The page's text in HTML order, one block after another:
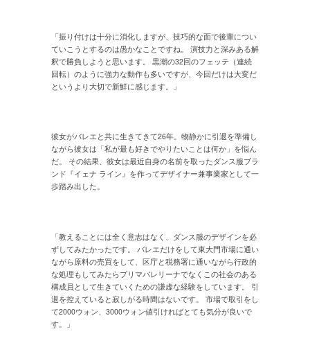
「振り付けは十分に消化しますが、技巧的な面で後輩につい
ていこうとするのは愚かなことですね。 演技力と深みある解
釈で勝負しようと思います。 黒潮の32回のフェッテ（連続
回転）のように強力な動作も多いですが、今回だけは大変だ
というより大切で新鮮に感じます。」
彼女がバレエと共に生きてきて26年。物静かに引退を準備し
ながら彼女は「私が最も好きでやりたいことは何か」を悩ん
だ。 その結果、彼女は最近自身の名前を取ったダンス服ブラ
ンド『イェナ ライン』を作ってデザイナー兼事業家として一
歩踏み出した。
「教えることには全く意志はなく、ダンス服のデザインを必
ずしてみたかったです。 バレエだけをして東大門市場に通い
ながら原料の売買をして、区庁と税務署に通いながら行政的
な処理もしてみたらプリマバレリーナでなくこの社会のある
構成員として生きていくための謙虚な経験をしています。 引
退を控えていると寂しがる時間はないです。 市場で取引をし
て2000ウォン、3000ウォン値引ければとても気分が良いで
す。」